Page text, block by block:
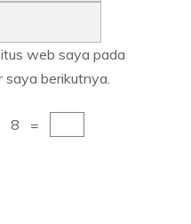
web saya pada
berikutnya.
8 =